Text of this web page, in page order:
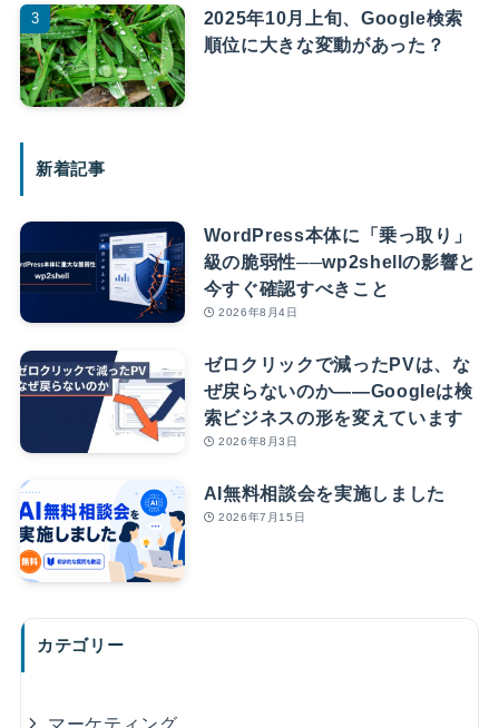
2025年10月上旬、Google検索
順位に大きな変動があった？
新着記事
WordPress本体に「乗っ取り」
級の脆弱性──wp2shellの影響と
今すぐ確認すべきこと
2026年8月4日
ゼロクリックで減ったPVは、な
ぜ戻らないのか――Googleは検
索ビジネスの形を変えています
2026年8月3日
AI無料相談会を実施しました
2026年7月15日
カテゴリー
マーケティング